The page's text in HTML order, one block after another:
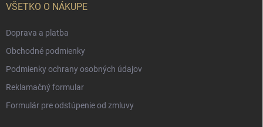
VŠETKO O NÁKUPE
Doprava a platba
Obchodné podmienky
Podmienky ochrany osobných údajov
Reklamačný formular
Formulár pre odstúpenie od zmluvy